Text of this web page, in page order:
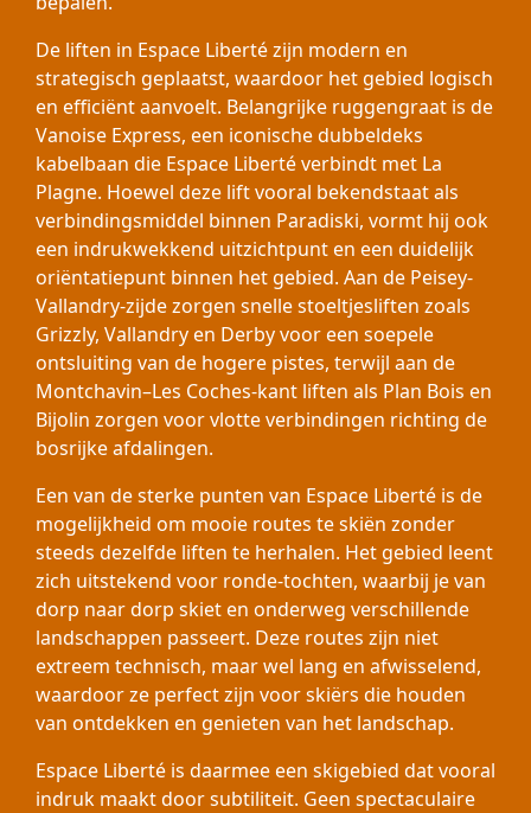
De liften in Espace Liberté zijn modern en
strategisch geplaatst, waardoor het gebied logisch
en efficiënt aanvoelt. Belangrijke ruggengraat is de
Vanoise Express, een iconische dubbeldeks
kabelbaan die Espace Liberté verbindt met La
Plagne. Hoewel deze lift vooral bekendstaat als
verbindingsmiddel binnen Paradiski, vormt hij ook
een indrukwekkend uitzichtpunt en een duidelijk
oriëntatiepunt binnen het gebied. Aan de Peisey-
Vallandry-zijde zorgen snelle stoeltjesliften zoals
Grizzly, Vallandry en Derby voor een soepele
ontsluiting van de hogere pistes, terwijl aan de
Montchavin–Les Coches-kant liften als Plan Bois en
Bijolin zorgen voor vlotte verbindingen richting de
bosrijke afdalingen.
Een van de sterke punten van Espace Liberté is de
mogelijkheid om mooie routes te skiën zonder
steeds dezelfde liften te herhalen. Het gebied leent
zich uitstekend voor ronde-tochten, waarbij je van
dorp naar dorp skiet en onderweg verschillende
landschappen passeert. Deze routes zijn niet
extreem technisch, maar wel lang en afwisselend,
waardoor ze perfect zijn voor skiërs die houden
van ontdekken en genieten van het landschap.
Espace Liberté is daarmee een skigebied dat vooral
indruk maakt door subtiliteit. Geen spectaculaire